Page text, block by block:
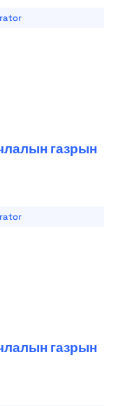
газрын
газрын